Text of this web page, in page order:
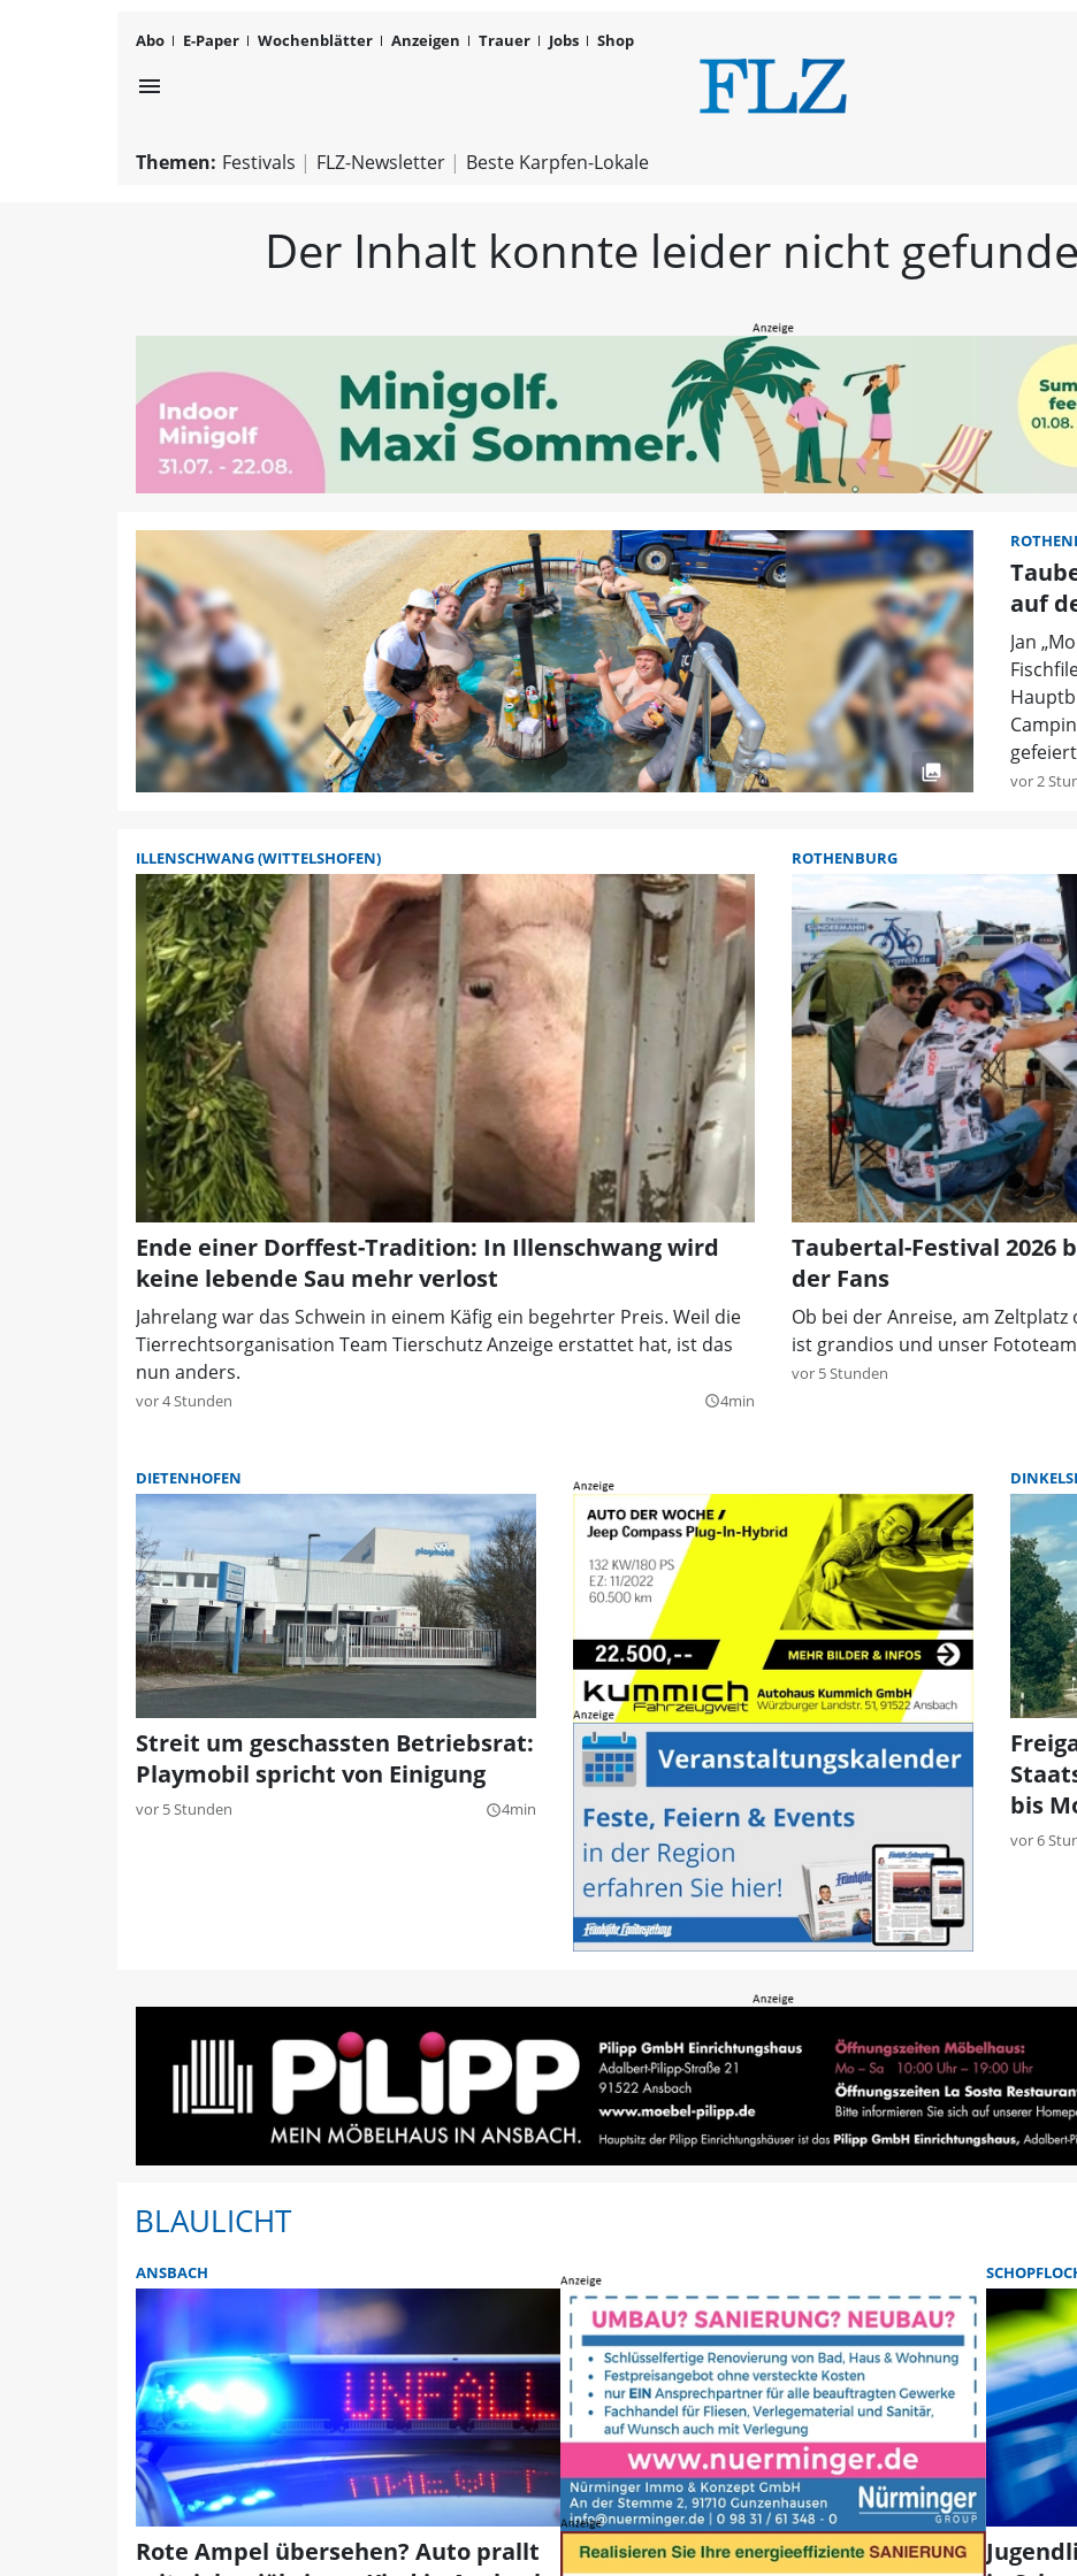
Abo E-Paper Wochenblätter Anzeigen Trauer Jobs Shop
menu FLZ –
Themen: Festivals FLZ-Newsletter Beste Karpfen-Lokale
Der Inhalt konnte leider nicht
auf
Jan
vor 2
ILLENSCHWANG (WITTELSHOFEN)
Ende einer Dorffest-Tradition: In Illenschwang wird
keine lebende Sau mehr verlost
Jahrelang war das Schwein in einem Käfig ein begehrter Preis. Weil die
Tierrechtsorganisation Team Tierschutz Anzeige erstattet hat, ist das
nun anders.
vor 4 Stunden query_builder4min
ROTHENBURG
Taubertal-Festival 2026
der Fans
Ob bei der Anreise, am
ist grandios und unser
vor 5 Stunden
DIETENHOFEN
Streit um geschassten Betriebsrat:
Playmobil spricht von Einigung
vor 5 Stunden query_builder4min
bis
vor 6
BLAULICHT
ANSBACH
Rote Ampel übersehen? Auto prallt